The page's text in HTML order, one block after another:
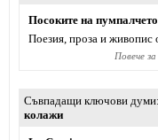
Посоките на пумпалчето
Поезия, проза и живопис
Повече
Съвпадащи ключови думи
колажи